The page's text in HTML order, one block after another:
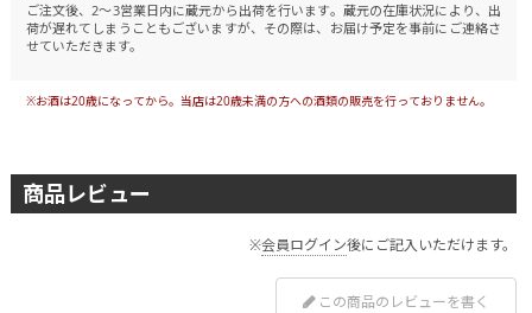
ご注文後、2～3営業日内に蔵元から出荷を行います。 蔵元の在庫状況により、出
荷が遅れてしまうこともございますが、その際は、お届け予定を事前にご連絡さ
せていただきます。
※お酒は20歳になってから。当店は20歳未満の方への酒類の販売を行っておりません。
商品レビュー
※会員ログイン後にご記入いただけます。
この商品のレビューを書く